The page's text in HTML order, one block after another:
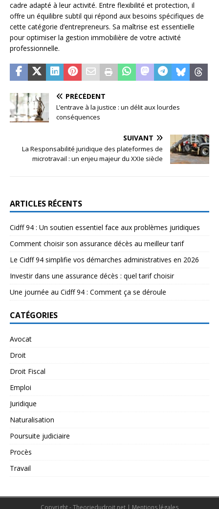
cadre adapté à leur activité. Entre flexibilité et protection, il
offre un équilibre subtil qui répond aux besoins spécifiques de
cette catégorie d’entrepreneurs. Sa maîtrise est essentielle
pour optimiser la gestion immobilière de votre activité
professionnelle.
PRÉCÉDENT
L’entrave à la justice : un délit aux lourdes
conséquences
SUIVANT
La Responsabilité juridique des plateformes de
microtravail : un enjeu majeur du XXIe siècle
ARTICLES RÉCENTS
Cidff 94 : Un soutien essentiel face aux problèmes juridiques
Comment choisir son assurance décès au meilleur tarif
Le Cidff 94 simplifie vos démarches administratives en 2026
Investir dans une assurance décès : quel tarif choisir
Une journée au Cidff 94 : Comment ça se déroule
CATÉGORIES
Avocat
Droit
Droit Fiscal
Emploi
Juridique
Naturalisation
Poursuite judiciaire
Procès
Travail